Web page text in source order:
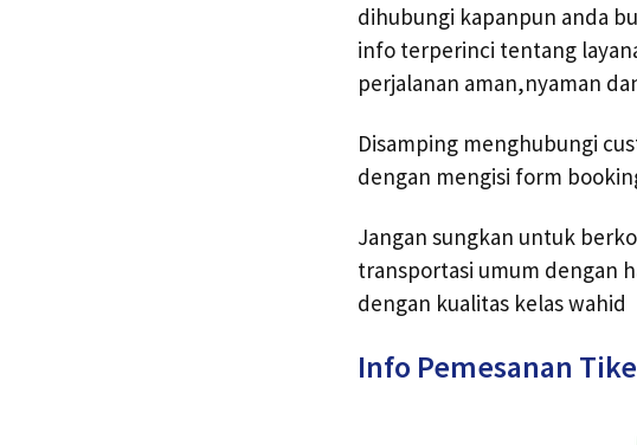
dihubungi kapanpun anda
info terperinci tentang
perjalanan aman,nyaman
Disamping menghubungi
dengan mengisi form
Jangan sungkan untuk
transportasi umum dengan
dengan kualitas kelas wahid
Info Pemesanan